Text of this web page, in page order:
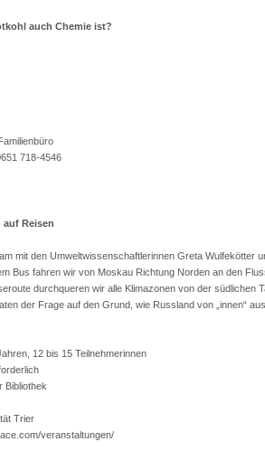
auch Chemie ist?
718-4546
auf Reisen
mit den Umweltwissenschaftlerinnen Greta Wulfekötter
Bus fahren wir von Moskau Richtung Norden an den
durchqueren wir alle Klimazonen von der südlichen
der Frage auf den Grund, wie Russland von „innen“
12 bis 15 Teilnehmerinnen
Bibliothek
Trier
veranstaltungen/